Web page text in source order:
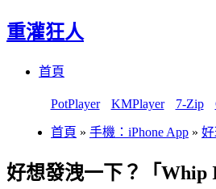
重灌狂人
首頁
PotPlayer KMPlayer 7-Zip
首頁 » 手機：iPhone App »
好想發洩一下？「Whip